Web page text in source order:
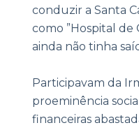
conduzir a Santa
como ”Hospital de
ainda não tinha
Participavam da
proeminência
financeiras